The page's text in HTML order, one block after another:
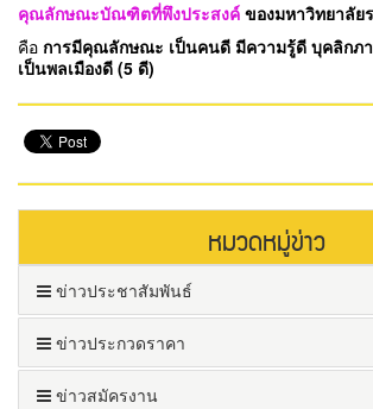
คุณลักษณะบัณฑิตที่พึงประสงค์ ของมหาวิทยาลัย
คือ การมีคุณลักษณะ เป็นคนดี มีความรู้ดี บุคลิกภ
เป็นพลเมืองดี (5 ดี)
หมวดหมู่ข่าว
ข่าวประชาสัมพันธ์
ข่าวประกวดราคา
ข่าวสมัครงาน